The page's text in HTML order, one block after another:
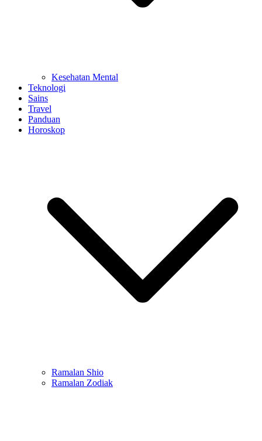
Kesehatan Mental
Teknologi
Sains
Travel
Panduan
Horoskop
Ramalan Shio
Ramalan Zodiak